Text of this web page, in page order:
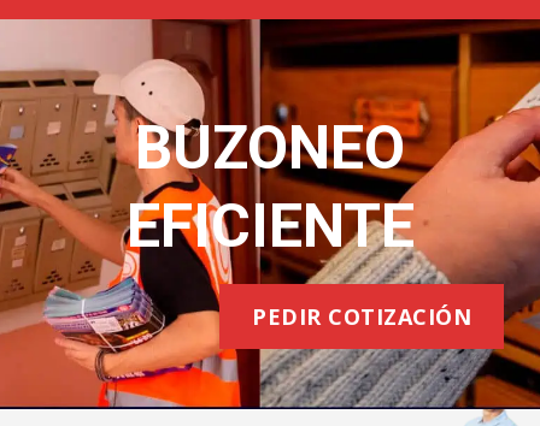
BUZONEO
EFICIENTE
PEDIR COTIZACIÓN